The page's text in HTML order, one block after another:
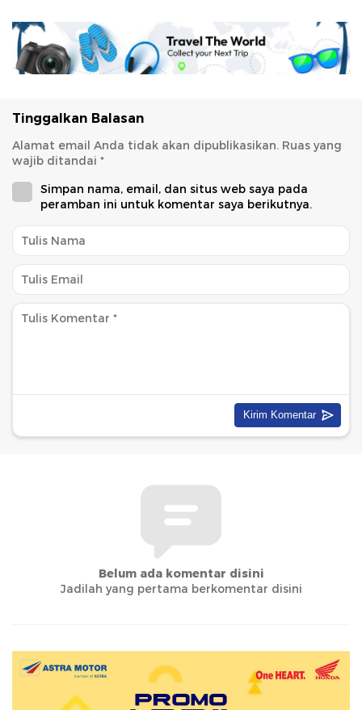
Tinggalkan Balasan
Alamat email Anda tidak akan dipublikasikan. Ruas yang
wajib ditandai *
Simpan nama, email, dan situs web saya pada
peramban ini untuk komentar saya berikutnya.
Belum ada komentar disini
Jadilah yang pertama berkomentar disini